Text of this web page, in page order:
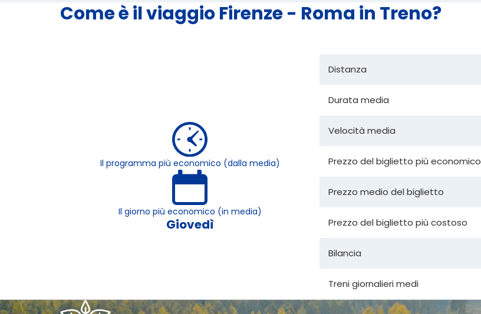
Come è il viaggio Firenze - Roma in Treno?
Il programma più economico (dalla media)
Il giorno più economico (in media)
Giovedì
Distanza
Durata media
Velocità media
Prezzo del biglietto più economico
Prezzo medio del biglietto
Prezzo del biglietto più costoso
Bilancia
Treni giornalieri medi